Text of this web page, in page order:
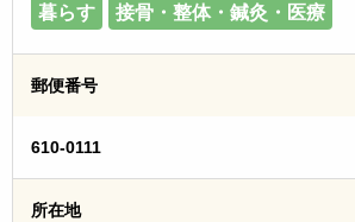
暮らす 接骨・整体・鍼灸・医療
郵便番号
610-0111
所在地